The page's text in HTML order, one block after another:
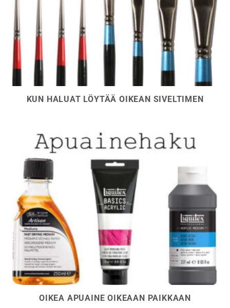
KUN HALUAT LÖYTÄÄ OIKEAN SIVELTIMEN
OIKEA APUAINE OIKEAAN PAIKKAAN